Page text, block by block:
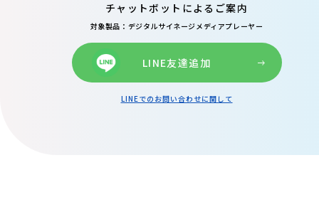
チャットボットによるご案内
対象製品：デジタルサイネージメディアプレーヤー
LINE友達追加
LINEでのお問い合わせに関して